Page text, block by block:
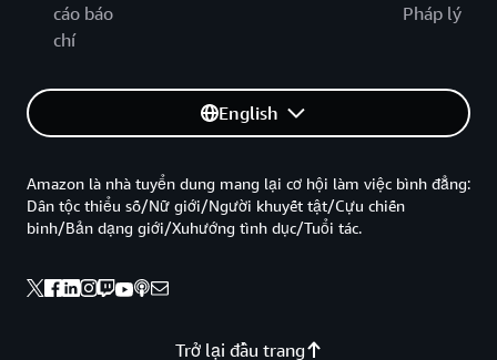
cáo báo
chí
Pháp lý
English
Trở lại đầu trang
Amazon là nhà tuyển dung mang lại cơ hội làm việc bình đẳng:
Dân tộc thiểu số/Nữ giới/Người khuyết tật/Cựu chiến
binh/Bản dạng giới/Xuhướng tình dục/Tuổi tác.